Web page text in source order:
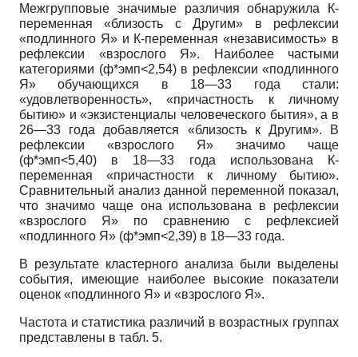
Межгрупповые значимые различия обнаружила К-
переменная «близость с Другим» в рефлексии
«подлинного Я» и К-переменная «независимость» в
рефлексии «взрослого Я». Наиболее частыми
категориями (ф*эмп<2,54) в рефлексии «подлинного
Я» обучающихся в 18—33 года стали:
«удовлетворенность», «причастность к личному
бытию» и «экзистенциалы человеческого бытия», а в
26—33 года добавляется «близость к Другим». В
рефлексии «взрослого Я» значимо чаще
(ф*эмп<5,40) в 18—33 года использована К-
переменная «причастности к личному бытию».
Сравнительный анализ данной переменной показал,
что значимо чаще она использована в рефлексии
«взрослого Я» по сравнению с рефлексией
«подлинного Я» (ф*эмп<2,39) в 18—33 года.
В результате кластерного анализа были выделены
события, имеющие наиболее высокие показатели
оценок «подлинного Я» и «взрослого Я».
Частота и статистика различий в возрастных группах
представлены в табл. 5.